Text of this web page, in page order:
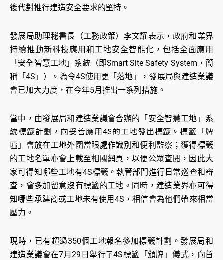
後代對推行建造安全要求的堅持。
發展局助理秘書長（工務政策）李文耀表示，政府和業界
持續推動新科技應用和工地安全智能化，包括全面應用
「安全智慧工地」系統（即Smart Site Safety System，簡
稱「4S」）。為令4S使用更「落地」，發展局與建造業議
會已加大力度，在今年5月推出一系列措施。
當中，由發展局和建造業議會合辦的「安全智慧工地」系
統標籤計劃，向妥善應用4S的工地發出標籤。標籤「牌
匾」會放在工地外圍當眼處作識別和便利監察；獲得標籤
的工地名單亦會上載至相關網頁，以便公眾查閱，因此大
家可得知哪些工地有4S標籤。執管部門進行日常巡查和審
查，會多加留意沒有標籤的工地。同時，建造業界亦可得
知哪些承建商或工地未有使用4S，相信會為他們帶來相當
壓力。
現時，已有超過350個工地報名參加標籤計劃。發展局和
建造業議會在7月29日舉行了4S標籤「頒牌」儀式，向首